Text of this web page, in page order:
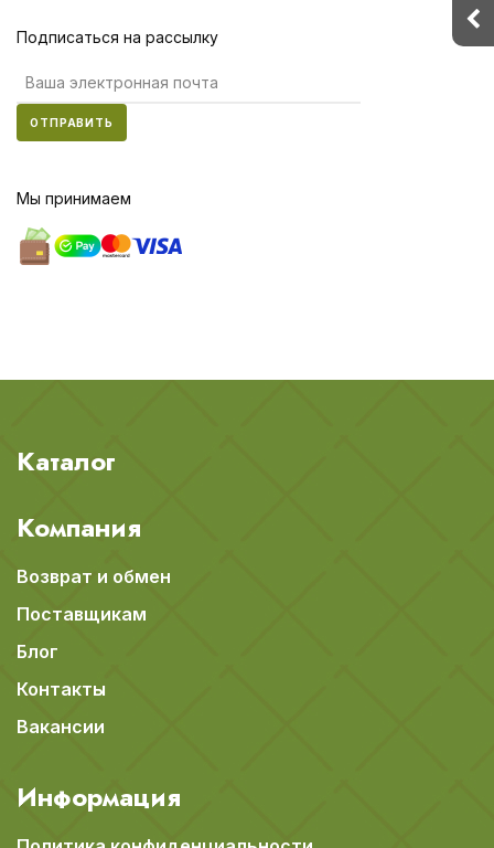
Подписаться на рассылку
ОТПРАВИТЬ
Мы принимаем
Каталог
Компания
Возврат и обмен
Поставщикам
Блог
Контакты
Вакансии
Информация